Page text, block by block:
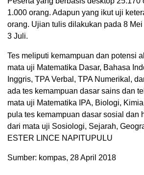
1.000 orang. Adapun yang ikut uji
orang. Ujian tulis dilakukan pada 8
3 Juli.
Tes meliputi kemampuan dan potensi
mata uji Matematika Dasar, Bahasa
Inggris, TPA Verbal, TPA Numerikal,
ada tes kemampuan dasar sains dan
mata uji Matematika IPA, Biologi,
pula tes kemampuan dasar sosial dan
dari mata uji Sosiologi, Sejarah,
ESTER LINCE NAPITUPULU
Sumber: kompas, 28 April 2018